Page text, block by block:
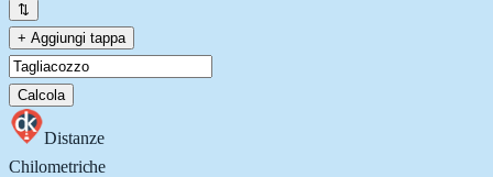
⇅
+ Aggiungi tappa
Calcola
Distanze
Chilometriche